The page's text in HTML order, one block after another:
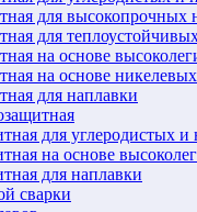
для высокопрочных
для
на основе
на основе
для наплавки
для углеродистых и
на основе
для наплавки
сварки